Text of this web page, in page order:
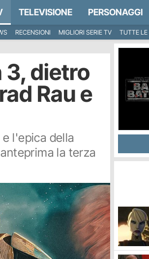
TELEVISIONE PERSONAGGI
RECENSIONI MIGLIORI SERIE TV TUTTE LE
3, dietro
Rau e
l'epica della
la terza